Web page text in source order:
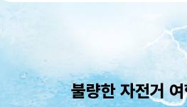
불량한 자전거